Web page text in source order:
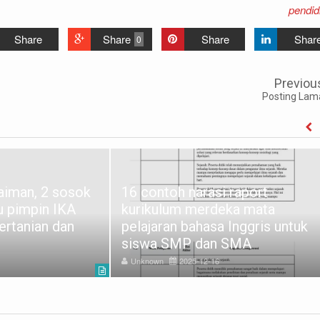
Share 0
Share Share
Posting
2 sosok
pimpin IKA
dan
16 contoh narasi raport
kurikulum merdeka mata
pelajaran bahasa Inggris untuk
siswa SMP dan SMA
Unknown 2025-12-16